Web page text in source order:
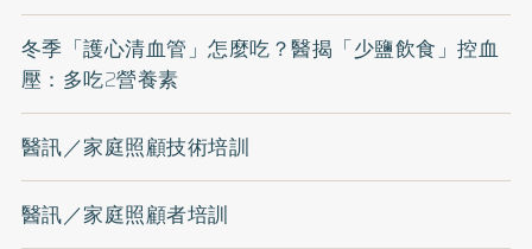
冬季「護心清血管」怎麼吃？醫揭「少鹽飲食」控血
壓：多吃2營養素
醫訊／家庭照顧技術培訓
醫訊／家庭照顧者培訓